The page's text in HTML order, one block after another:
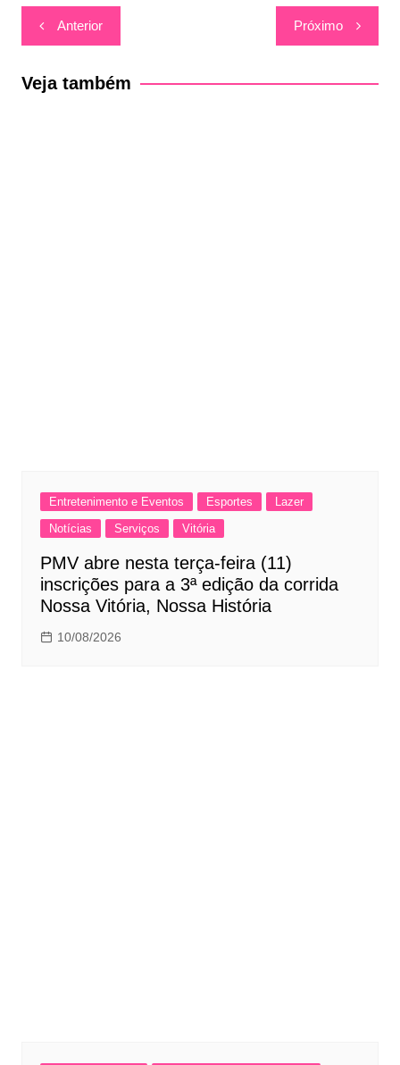
Navegação
de
Post
Anterior Próximo
Veja também
Entretenimento e Eventos Esportes
Lazer
Notícias
Serviços Vitória
PMV abre nesta terça-feira (11)
inscrições para a 3ª edição da corrida
Nossa Vitória, Nossa História
10/08/2026